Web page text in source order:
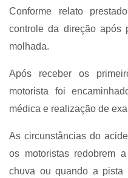
Conforme relato
controle da direção após
molhada.
Após receber os
motorista foi
médica e realização de
As circunstâncias do
os motoristas redobrem
chuva ou quando a pista